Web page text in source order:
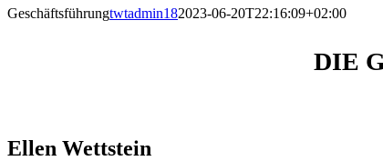
Geschäftsführungtwtadmin182023-06-20T22:16:09+02:00
DIE
Ellen Wettstein